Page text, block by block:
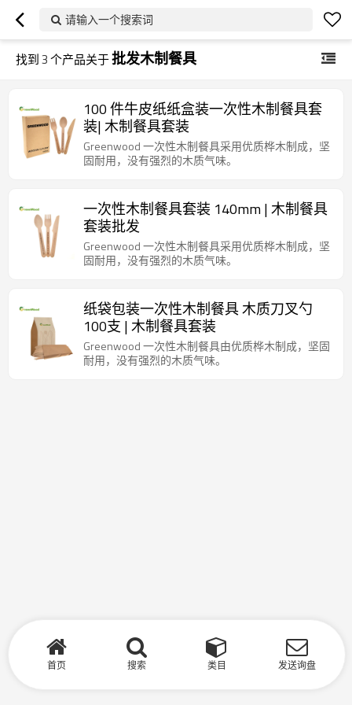
请输入一个搜索词
找到3个产品关于批发木制餐具
100 件牛皮纸纸盒装一次性木制餐具套
装| 木制餐具套装
Greenwood 一次性木制餐具采用优质桦木制成，坚
固耐用，没有强烈的木质气味。
一次性木制餐具套装 140mm | 木制餐具
套装批发
Greenwood 一次性木制餐具采用优质桦木制成，坚
固耐用，没有强烈的木质气味。
纸袋包装一次性木制餐具 木质刀叉勺
100支 | 木制餐具套装
Greenwood 一次性木制餐具由优质桦木制成，坚固
耐用，没有强烈的木质气味。
首页 搜索 类目 发送询盘